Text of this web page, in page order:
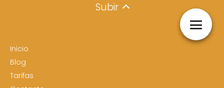
Subir
Inicio
Blog
Tarifas